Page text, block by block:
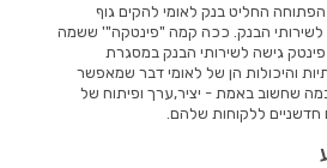
החליט בנק לאומי להקים גוף
לשירותי הבנק. ככה קמה "פינטקה"' ששמה
גישה לשירותי הבנק במסגרת
והיכולות הן של לאומי דבר שמאפשר
שחשוב באמת - יציר,ערך ופיתוח של
חדשניים ללקוחות שלהם.